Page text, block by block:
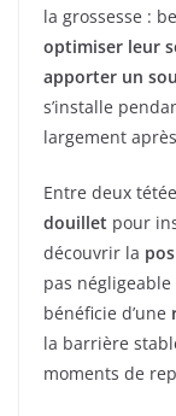
la grossesse :
optimiser leur
apporter un
s’installe
largement
Entre deux
douillet pour
découvrir la
pas
bénéficie d’une
la barrière
moments de